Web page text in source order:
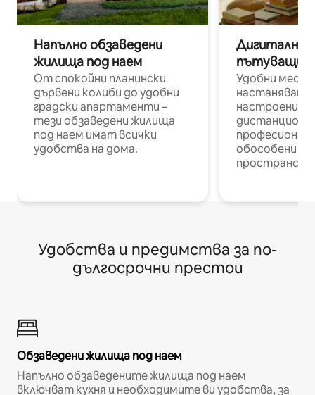
Напълно обзаведени
жилища под наем
От спокойни планински
дървени колиби до удобни
градски апартаменти –
тези обзаведени жилища
под наем имат всички
удобства на дома.
Дигитални
пътуващи
Удобни
настаняване
настроени и
обособени
Удобства и предимства за по-
дългосрочни престои
Обзаведени жилища под наем
Напълно обзаведените жилища под наем
включват кухня и необходимите ви удобства, за